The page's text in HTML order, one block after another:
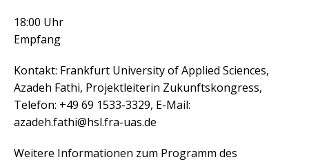
18:00 Uhr
Empfang
Kontakt: Frankfurt University of Applied Sciences,
Azadeh Fathi, Projektleiterin Zukunftskongress,
Telefon: +49 69 1533-3329, E-Mail:
azadeh.fathi@hsl.fra-uas.de
Weitere Informationen zum Programm des